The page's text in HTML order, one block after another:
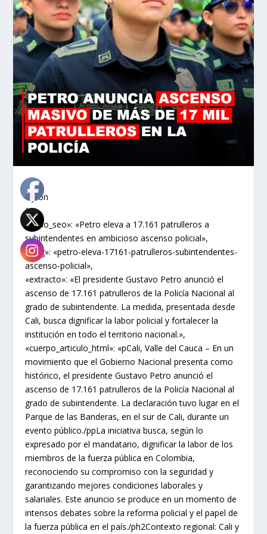
«`json
{
«titulo_seo»: «Petro eleva a 17.161 patrulleros a
subintendentes en ambicioso ascenso policial»,
«slug»: «petro-eleva-17161-patrulleros-subintendentes-
ascenso-policial»,
«extracto»: «El presidente Gustavo Petro anunció el
ascenso de 17.161 patrulleros de la Policía Nacional al
grado de subintendente. La medida, presentada desde
Cali, busca dignificar la labor policial y fortalecer la
institución en todo el territorio nacional.»,
«cuerpo_articulo_html»: «pCali, Valle del Cauca – En un
movimiento que el Gobierno Nacional presenta como
histórico, el presidente Gustavo Petro anunció el
ascenso de 17.161 patrulleros de la Policía Nacional al
grado de subintendente. La declaración tuvo lugar en el
Parque de las Banderas, en el sur de Cali, durante un
evento público./ppLa iniciativa busca, según lo
expresado por el mandatario, dignificar la labor de los
miembros de la fuerza pública en Colombia,
reconociendo su compromiso con la seguridad y
garantizando mejores condiciones laborales y
salariales. Este anuncio se produce en un momento de
intensos debates sobre la reforma policial y el papel de
la fuerza pública en el país./ph2Contexto regional: Cali y